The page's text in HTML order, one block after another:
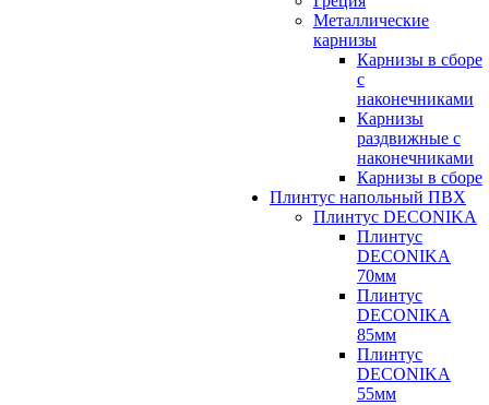
Металлические
карнизы
Карнизы в сборе
с
наконечниками
Карнизы
раздвижные с
наконечниками
Карнизы в сборе
Плинтус напольный ПВХ
Плинтус DECONIKA
Плинтус
DECONIKA
70мм
Плинтус
DECONIKA
85мм
Плинтус
DECONIKA
55мм